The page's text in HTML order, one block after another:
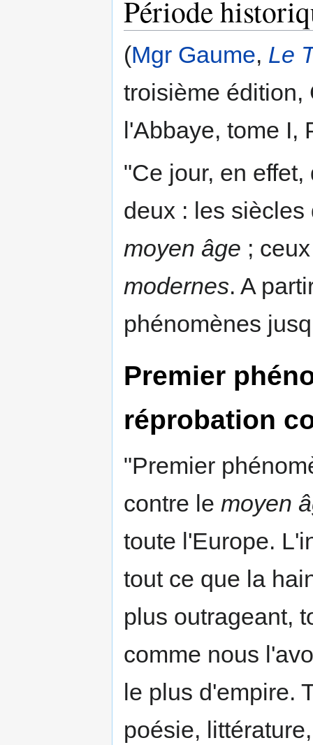
Période
(Mgr Gaume, Le
troisième édition,
l'Abbaye, tome I,
"Ce jour, en
deux : les
moyen âge ;
modernes. A
phénomènes
Premier
réprobation
"Premier
contre le moyen
toute l'Europe.
tout ce que la
plus outrageant,
comme nous
le plus d'empire.
poésie,